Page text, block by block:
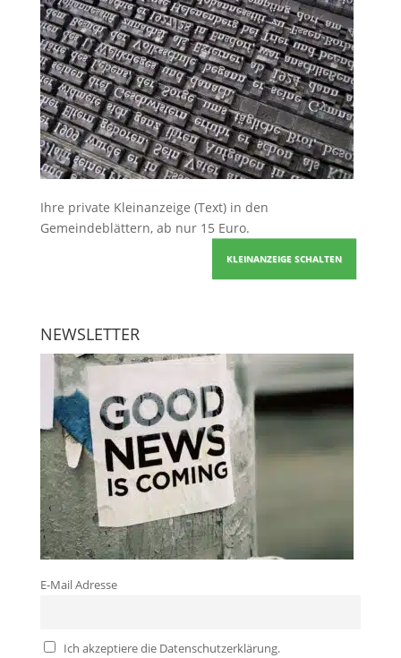
Ihre private Kleinanzeige (Text) in den
Gemeindeblättern, ab nur 15 Euro.
KLEINANZEIGE SCHALTEN
NEWSLETTER
E-Mail Adresse
Ich akzeptiere die Datenschutzerklärung.